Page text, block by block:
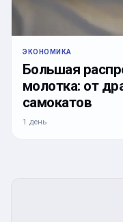
ЭКОНОМИКА
Большая
молотка: от
самокатов
1 день